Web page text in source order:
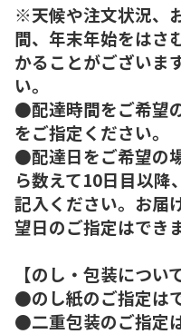
※天候や注文状況、
間、年末年始をはさ
かることがございま
い。
●配達時間をご希望
をご指定ください。
●配達日をご希望の
ら数えて10日目以降
記入ください。お届
望日のご指定はでき
【のし・包装につい
●のし紙のご指定は
●二重包装のご指定